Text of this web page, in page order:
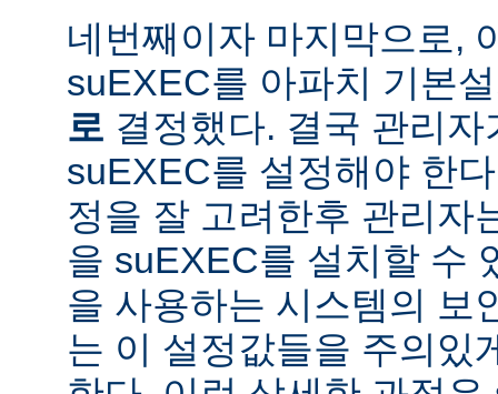
네번째이자 마지막으로,
suEXEC를 아파치 기본
로 결정했다. 결국 관리
suEXEC를 설정해야 한
정을 잘 고려한후 관리자
을 suEXEC를 설치할 수
을 사용하는 시스템의 보
는 이 설정값들을 주의있